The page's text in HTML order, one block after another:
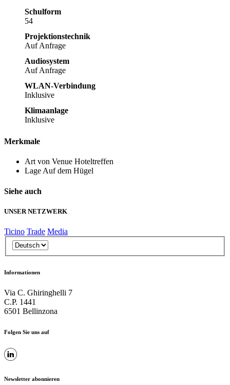
Schulform
54
Projektionstechnik
Auf Anfrage
Audiosystem
Auf Anfrage
WLAN-Verbindung
Inklusive
Klimaanlage
Inklusive
Merkmale
Art von Venue Hoteltreffen
LageAuf dem Hügel
Siehe auch
UNSER NETZWERK
Ticino Trade Media
Informationen
Via C. Ghiringhelli 7
C.P. 1441
6501 Bellinzona
Folgen Sie uns auf
Newsletter abonnieren